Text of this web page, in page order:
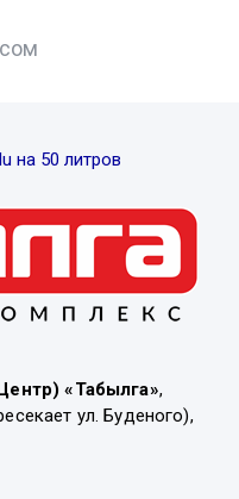
сом
на 50 литров
«Табылга»,
ул. Буденого),